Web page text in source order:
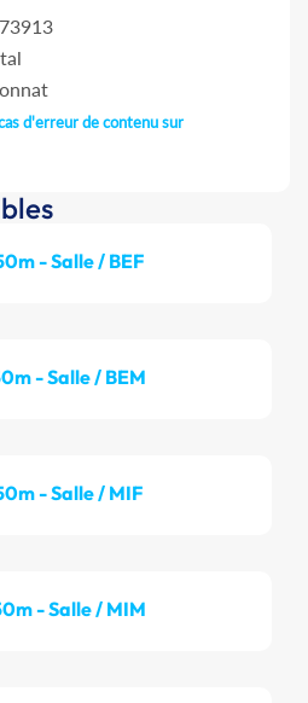
d'erreur de contenu sur
- Salle / BEF
- Salle / BEM
- Salle / MIF
- Salle / MIM